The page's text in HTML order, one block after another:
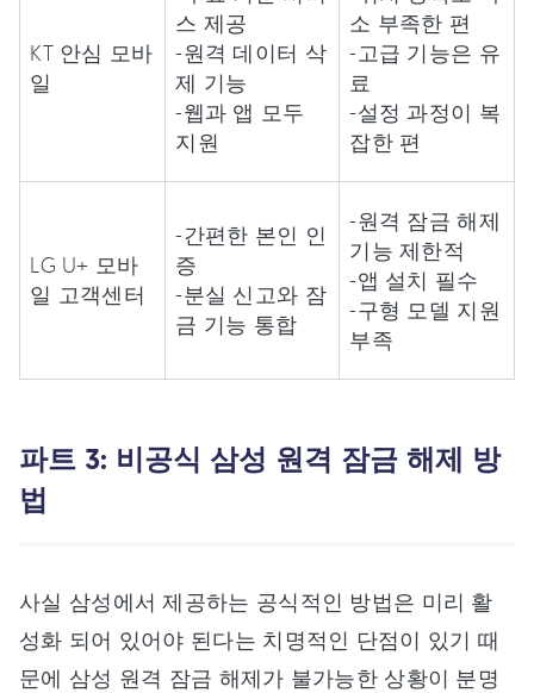
KT 안심 모바
일
스 제공
-원격 데이터 삭
제 기능
-웹과 앱 모두
지원
소 부족한 편
-고급 기능은 유
료
-설정 과정이 복
잡한 편
LG U+ 모바
일 고객센터
-간편한 본인 인
증
-분실 신고와 잠
금 기능 통합
-원격 잠금 해제
기능 제한적
-앱 설치 필수
-구형 모델 지원
부족
파트 3: 비공식 삼성 원격 잠금 해제 방
법
사실 삼성에서 제공하는 공식적인 방법은 미리 활
성화 되어 있어야 된다는 치명적인 단점이 있기 때
문에 삼성 원격 잠금 해제가 불가능한 상황이 분명